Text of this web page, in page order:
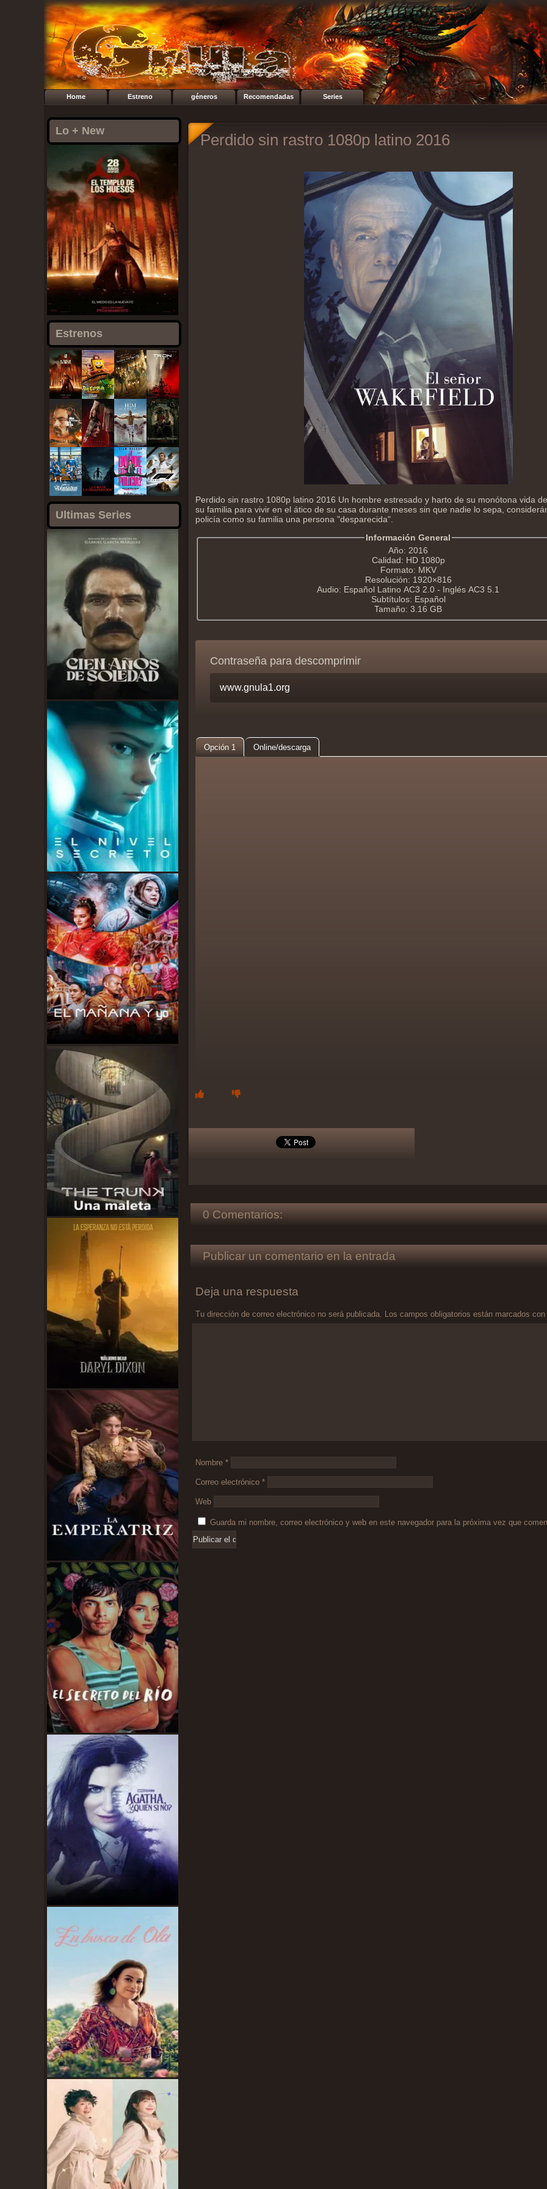
Home Estreno géneros Recomendadas Series
Lo + New
Estrenos
Ultimas Series
Perdido sin rastro 1080p latino 2016
Perdido sin rastro 1080p latino 2016 Un hombre estresado y harto de su monótona vida
su familia para vivir en el ático de su casa durante meses sin que nadie lo sepa,
policía como su familia una persona "desparecida".
Información General
Año: 2016
Calidad: HD 1080p
Formato: MKV
Resolución: 1920×816
Audio: Español Latino AC3 2.0 - Inglés AC3 5.1
Subtítulos: Español
Tamaño: 3.16 GB
Contraseña para descomprimir
Opción 1 Online/descarga
0 Comentarios:
Publicar un comentario en la entrada
Deja una respuesta
Tu dirección de correo electrónico no será publicada. Los campos obligatorios están marcados con
Nombre *
Correo electrónico *
Web
Guarda mi nombre, correo electrónico y web en este navegador para la próxima vez que